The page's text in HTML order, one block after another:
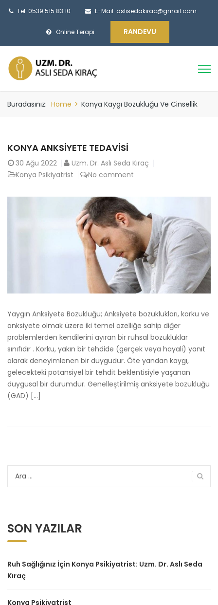
Tel: 0539 515 83 10 E-Mail: aslisedakirac@gmail.com
Online Terapi RANDEVU
Buradasınız: Home > Konya Kaygı Bozukluğu Ve Cinsellik
KONYA ANKSIYETE TEDAVISI
30 Ağu 2022
Uzm. Dr. Aslı Seda Kıraç
Konya Psikiyatrist
No comment
Yaygın Anksiyete Bozukluğu; Anksiyete bozuklukları, korku ve
anksiyete olmak üzere iki temel özelliğe sahip diğer
problemlerden kendilerini ayıran bir ruhsal bozukluklar
sınıfıdır . Korku, yakın bir tehdide (gerçek veya hayali) yanıt
olarak deneyimlenen bir duygudur. Öte yandan kaygı,
gelecekteki potansiyel bir tehdit beklentisiyle yaşanan
duygusal bir durumdur. Genelleştirilmiş anksiyete bozukluğu
(GAD) […]
SON YAZILAR
Ruh Sağlığınız İçin Konya Psikiyatrist: Uzm. Dr. Aslı Seda
Kıraç
Konya Psikiyatrist